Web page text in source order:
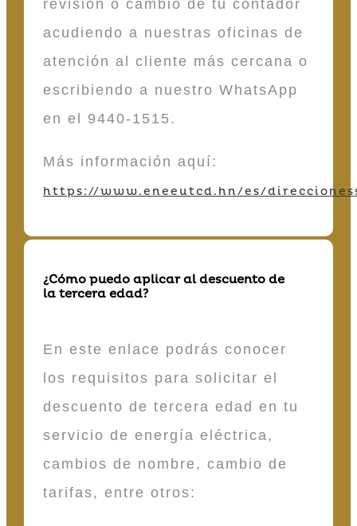
revisión o cambio de tu contador
acudiendo a nuestras oficinas de
atención al cliente más cercana o
escribiendo a nuestro WhatsApp
en el 9440-1515.
Más información aquí:
https://www.eneeutcd.hn/es/
¿Cómo puedo aplicar al descuento de
la tercera edad?
En este enlace podrás conocer
los requisitos para solicitar el
descuento de tercera edad en tu
servicio de energía eléctrica,
cambios de nombre, cambio de
tarifas, entre otros: